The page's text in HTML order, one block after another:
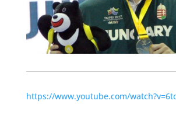
https://www.youtube.com/